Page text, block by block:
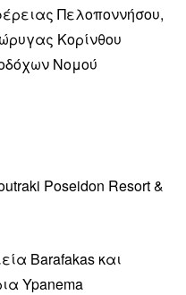
Πελοποννήσου,
Κορίνθου
Νομού
Poseidon Resort &
Barafakas και
Ypanema